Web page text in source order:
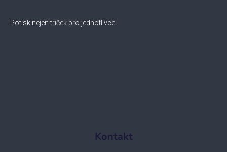
Potisk nejen triček pro jednotlivce
Kontakt